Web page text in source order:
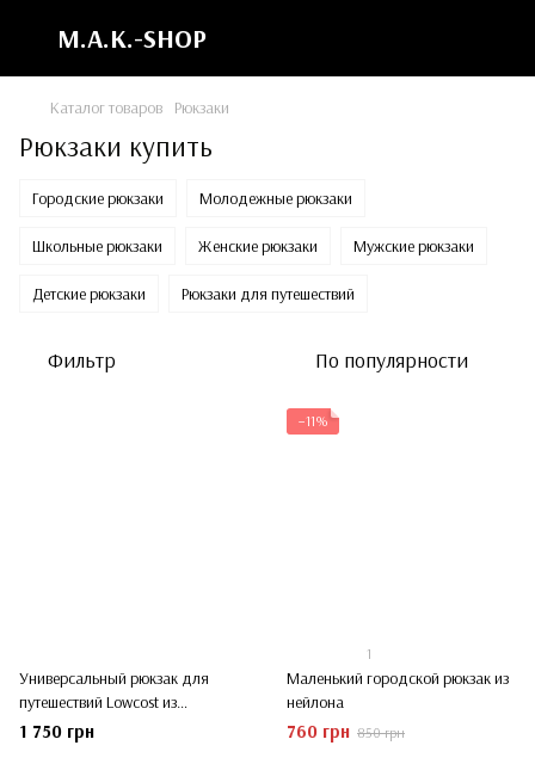
M.A.K.-SHOP
Каталог товаров Рюкзаки
Рюкзаки купить
Городские рюкзаки Молодежные рюкзаки
Школьные рюкзаки Женские рюкзаки Мужские рюкзаки
Детские рюкзаки Рюкзаки для путешествий
Фильтр По популярности
Универсальный рюкзак для
путешествий Lowcost из
водоотталкивающего полиэстера
1 750 грн
−11%
1
Маленький городской рюкзак из
нейлона
760 грн 850 грн